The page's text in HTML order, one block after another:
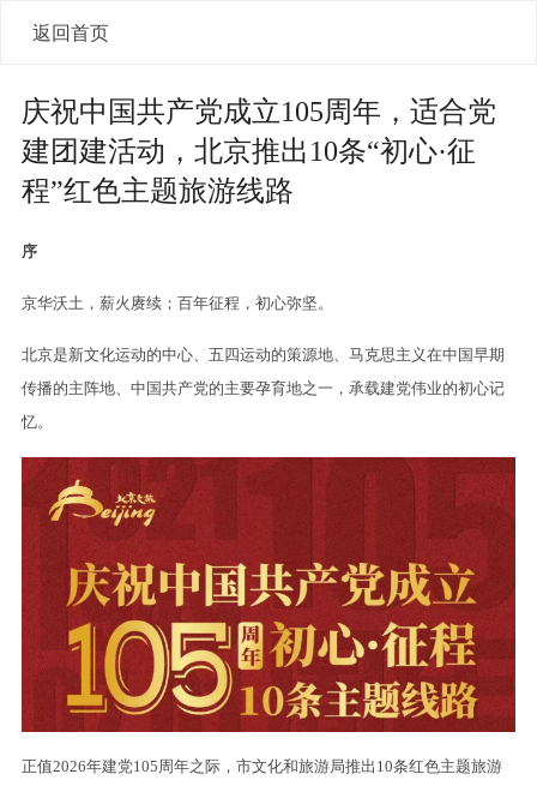
返回首页
庆祝中国共产党成立105周年，适合党
建团建活动，北京推出10条“初心·征
程”红色主题旅游线路
序
京华沃土，薪火赓续；百年征程，初心弥坚。
北京是新文化运动的中心、五四运动的策源地、马克思主义在中国早期
传播的主阵地、中国共产党的主要孕育地之一，承载建党伟业的初心记
忆。
正值2026年建党105周年之际，市文化和旅游局推出10条红色主题旅游